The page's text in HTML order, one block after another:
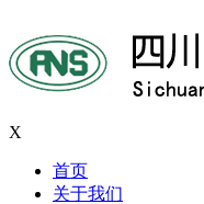
X
首页
关于我们